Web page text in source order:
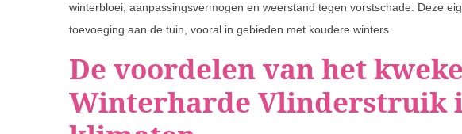
winterbloei, aanpassingsvermogen en weerstand tegen vorstschade. Deze
toevoeging aan de tuin, vooral in gebieden met koudere winters.
De voordelen van het
Winterharde Vlinderstruik